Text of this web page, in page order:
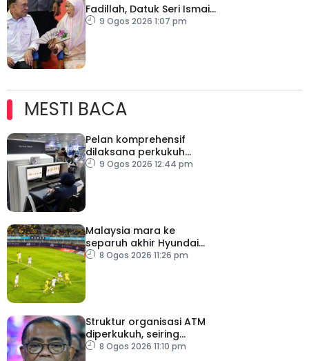
Fadillah, Datuk Seri Ismail
Sabri di IJN
9 Ogos 2026 1:07 pm
MESTI BACA
Pelan komprehensif
dilaksana perkukuh
keselamatan
9 Ogos 2026 12:44 pm
Malaysia mara ke
separuh akhir Hyundai
ASEAN Cup
8 Ogos 2026 11:26 pm
Struktur organisasi ATM
diperkukuh, seiring
pemodenan aset
8 Ogos 2026 11:10 pm